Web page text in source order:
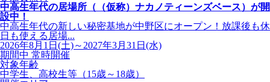
中高生年代の居場所（（仮称）ナカノティーンズベース）が開
設中！
中高生年代の新しい秘密基地が中野区にオープン！放課後も休
日も使える居場...
2026年8月1日(土)～2027年3月31日(水)
期間中 常時開催
対象年齢
中学生、高校生等（15歳～18歳）